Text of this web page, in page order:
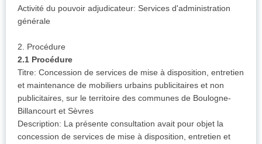
Activité du pouvoir adjudicateur: Services d'administration
générale
2. Procédure
2.1 Procédure
Titre: Concession de services de mise à disposition, entretien
et maintenance de mobiliers urbains publicitaires et non
publicitaires, sur le territoire des communes de Boulogne-
Billancourt et Sèvres
Description: La présente consultation avait pour objet la
concession de services de mise à disposition, entretien et